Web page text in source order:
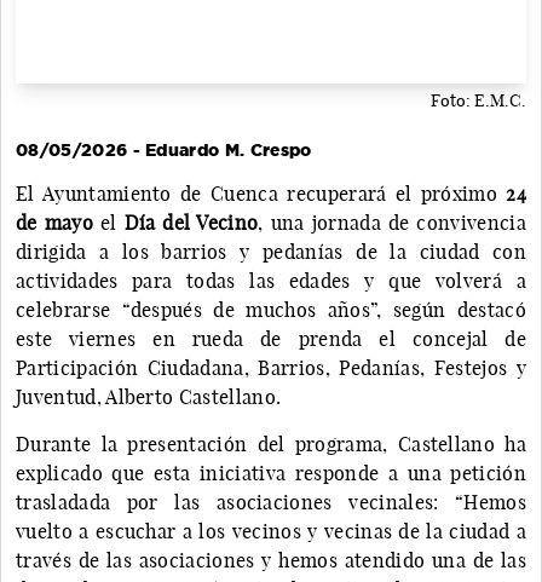
Foto: E.M.C.
08/05/2026 - Eduardo M. Crespo
El Ayuntamiento de Cuenca recuperará el próximo24
de mayoel Día del Vecino, una jornada de convivencia
dirigida a los barrios y pedanías de la ciudad con
actividades para todas las edades y que volverá a
celebrarse “después de muchos años”, según destacó
este viernes en rueda de prenda el concejal de
Participación Ciudadana, Barrios, Pedanías, Festejos y
Juventud, Alberto Castellano.
Durante la presentación del programa, Castellano ha
explicado que esta iniciativa responde a una petición
trasladada por las asociaciones vecinales: “Hemos
vuelto a escuchar a los vecinos y vecinas de la ciudad a
través de las asociaciones y hemos atendido una de las